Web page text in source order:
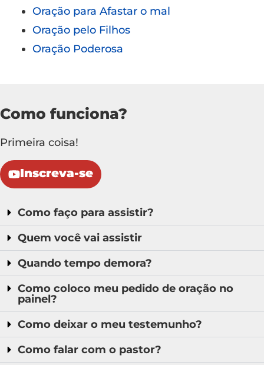
Oração para Afastar o mal
Oração pelo Filhos
Oração Poderosa
Como funciona?
Primeira coisa!
Inscreva-se
Como faço para assistir?
Quem você vai assistir
Quando tempo demora?
Como coloco meu pedido de oração no
painel?
Como deixar o meu testemunho?
Como falar com o pastor?